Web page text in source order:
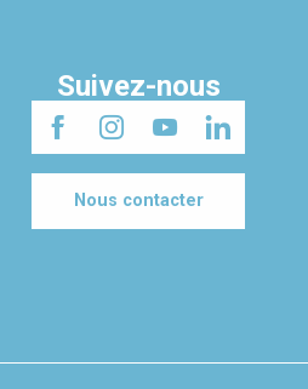
Suivez-nous
Nous contacter